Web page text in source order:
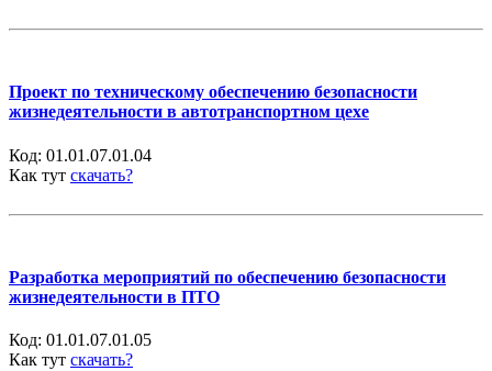
Проект по техническому обеспечению безопасности
жизнедеятельности в автотранспортном цехе
Код: 01.01.07.01.04
Как тут скачать?
Разработка мероприятий по обеспечению безопасности
жизнедеятельности в ПТО
Код: 01.01.07.01.05
Как тут скачать?